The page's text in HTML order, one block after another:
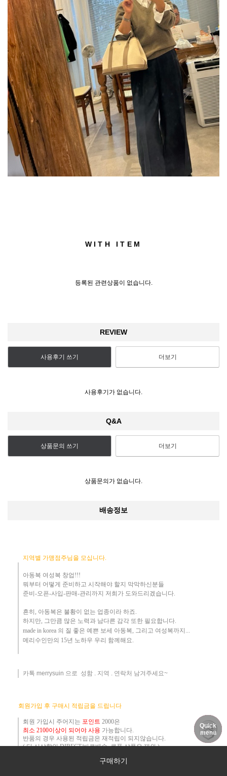
WITH ITEM
등록된 관련상품이 없습니다.
REVIEW
사용후기 쓰기 더보기
사용후기가 없습니다.
Q&A
상품문의 쓰기 더보기
상품문의가 없습니다.
배송정보
지역별 가맹점주님을 모십니다.
아동복 여성복 창업!!!
뭐부터 어떻게 준비하고 시작해야 할지 막막하신분들
준비-오픈-사입-판매-관리까지 저희가 도와드리겠습니다.
흔히 , 아동복은 불황이 없는 업종이라 하죠.
하지만, 그만큼 많은 노력과 남다른 감각 또한 필요합니다.
made in korea 의 질 좋은 예쁜 보세 아동복, 그리고 여성복까지...
메리수인만의 15년 노하우 ​우리 함께해요.
카톡 merrysuin 으로 성함 . 지역 . 연락처 남겨주세요~
회원가입 후 구매시 적립금을 드립니다
회원 가입시 주어지는 포인트 2000은
최소 2100이상이 되어야 사용 가능합니다.
반품의 경우 사용된 적립금은 재적립이 되지않습니다.
(단.신상할인,DIRECT/바로배송 ,쿠폰 상품은 제외)
구매하기
NOTICE
MY PAGE
DELIVERY
Quick
menu